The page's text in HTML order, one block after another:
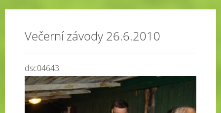
Večerní závody 26.6.2010
dsc04643